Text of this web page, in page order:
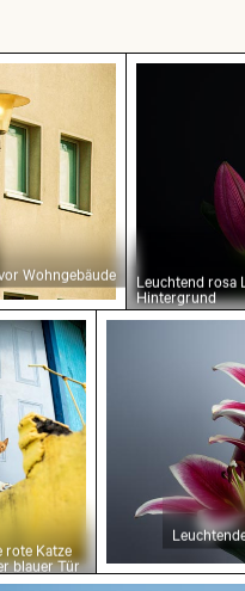
Wohngebäude Leuchtend rosa
Hintergrund
Hahneberg in
rote Katze blickt
rote Katze
blauer Tür
Leuchtende
mit Balkonen
pustet Seifenblasen